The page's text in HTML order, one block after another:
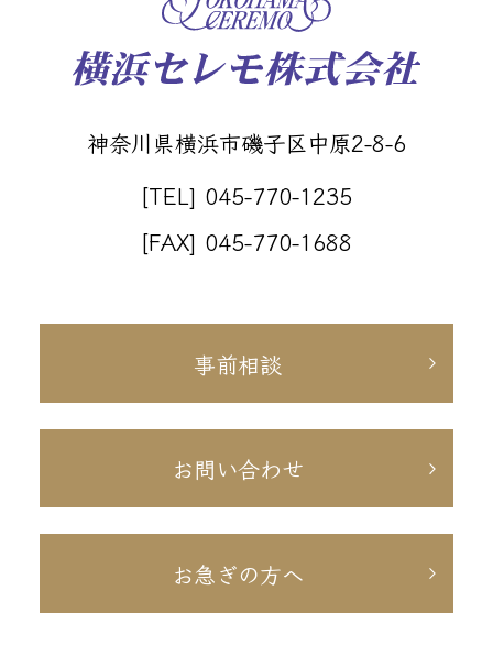
神奈川県横浜市磯子区中原2-8-6
[TEL] 045-770-1235
[FAX] 045-770-1688
事前相談
お問い合わせ
お急ぎの方へ